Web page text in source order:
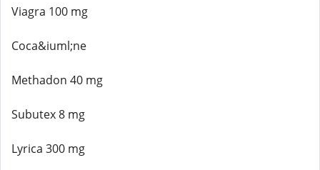
Viagra 100 mg
Coca&iuml;ne
Methadon 40 mg
Subutex 8 mg
Lyrica 300 mg